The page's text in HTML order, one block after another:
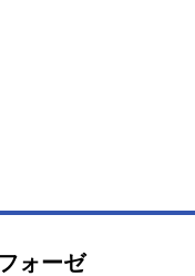
ォーゼ